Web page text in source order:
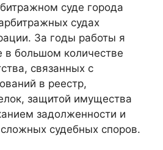
суде города
судах
За годы работы я
в большом количестве
связанных с
в реестр,
защитой имущества
задолженности и
судебных споров.